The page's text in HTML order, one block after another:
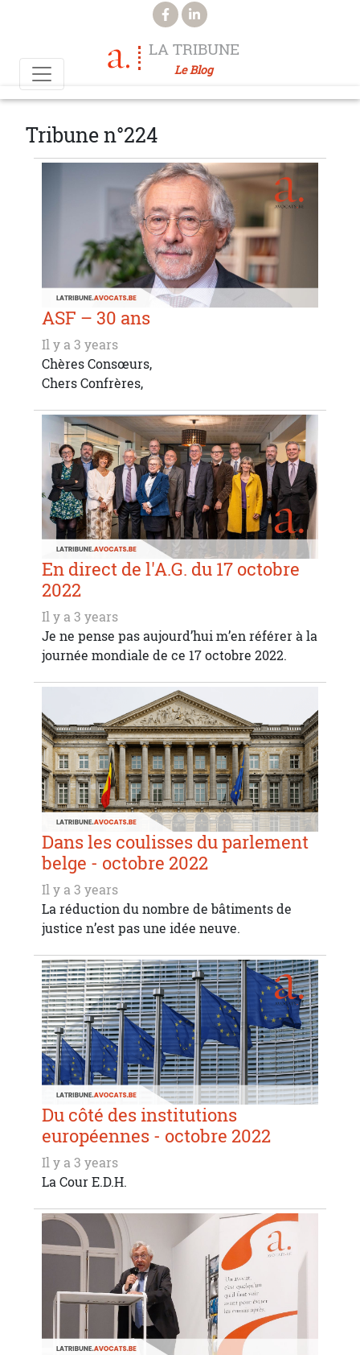
Aller au contenu principal
LA TRIBUNE
Le Blog
Tribune n°224
ASF – 30 ans
Il y a 3 years
Chères Consœurs,
Chers Confrères,
En direct de l'A.G. du 17 octobre
2022
Il y a 3 years
Je ne pense pas aujourd’hui m’en référer à la
journée mondiale de ce 17 octobre 2022.
Dans les coulisses du parlement
belge - octobre 2022
Il y a 3 years
La réduction du nombre de bâtiments de
justice n’est pas une idée neuve.
Du côté des institutions
européennes - octobre 2022
Il y a 3 years
La Cour E.D.H.